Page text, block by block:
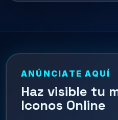
ANÚNCIATE AQUÍ
Haz visible tu
Iconos Online